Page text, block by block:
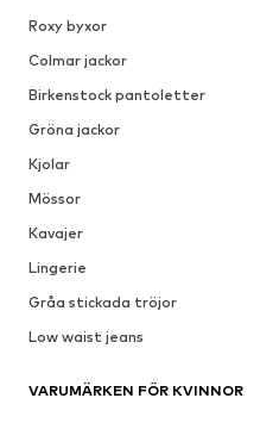
Roxy byxor
Colmar jackor
Birkenstock pantoletter
Gröna jackor
Kjolar
Mössor
Kavajer
Lingerie
Gråa stickada tröjor
Low waist jeans
VARUMÄRKEN FÖR KVINNOR